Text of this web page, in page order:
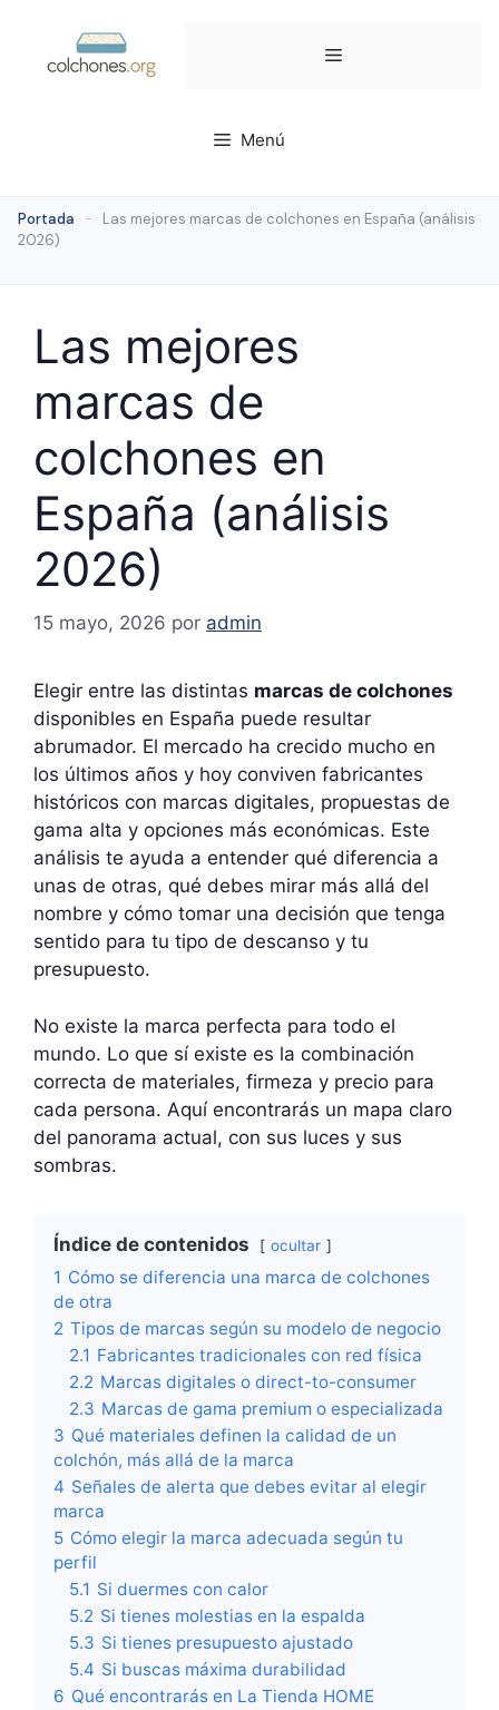
contenido
Menú
Menú
Portada -
Las mejores marcas de colchones en España (análisis
2026)
Las mejores
marcas de
colchones en
España (análisis
2026)
15 mayo, 2026 por admin
Elegir entre las distintas marcas de colchones
disponibles en España puede resultar
abrumador. El mercado ha crecido mucho en
los últimos años y hoy conviven fabricantes
históricos con marcas digitales, propuestas de
gama alta y opciones más económicas. Este
análisis te ayuda a entender qué diferencia a
unas de otras, qué debes mirar más allá del
nombre y cómo tomar una decisión que tenga
sentido para tu tipo de descanso y tu
presupuesto.
No existe la marca perfecta para todo el
mundo. Lo que sí existe es la combinación
correcta de materiales, firmeza y precio para
cada persona. Aquí encontrarás un mapa claro
del panorama actual, con sus luces y sus
sombras.
Índice de contenidos ocultar
1 Cómo se diferencia una marca de colchones
de otra
2 Tipos de marcas según su modelo de negocio
2.1 Fabricantes tradicionales con red física
2.2 Marcas digitales o direct-to-consumer
2.3 Marcas de gama premium o especializada
3 Qué materiales definen la calidad de un
colchón, más allá de la marca
4 Señales de alerta que debes evitar al elegir
marca
5 Cómo elegir la marca adecuada según tu
perfil
5.1 Si duermes con calor
5.2 Si tienes molestias en la espalda
5.3 Si tienes presupuesto ajustado
5.4 Si buscas máxima durabilidad
6 Qué encontrarás en La Tienda HOME